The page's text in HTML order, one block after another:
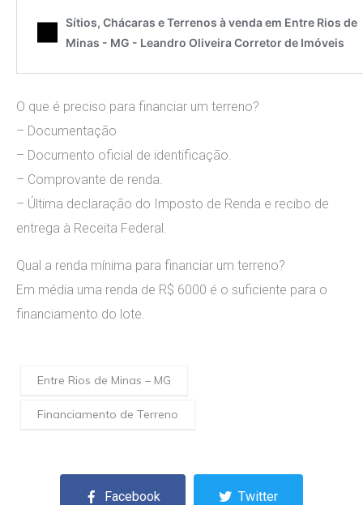
O que é preciso para financiar um terreno?
– Documentação
– Documento oficial de identificação.
– Comprovante de renda.
– Última declaração do Imposto de Renda e recibo de
entrega à Receita Federal.
Qual a renda mínima para financiar um terreno?
Em média uma renda de R$ 6000 é o suficiente para o
financiamento do lote.
Entre Rios de Minas – MG
Financiamento de Terreno
Facebook Twitter